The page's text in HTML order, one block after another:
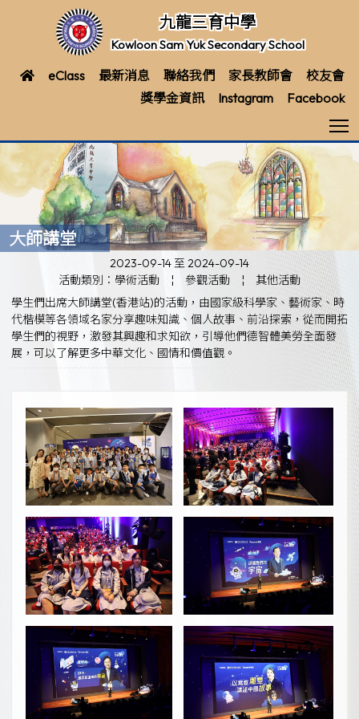
九龍三育中學
Kowloon Sam Yuk Secondary School
eClass 最新消息 聯絡我們 家長教師會
校友會
獎學金資訊
Instagram Facebook
大師講堂
2023-09-14 至 2024-09-14
活動類別：學術活動
¦ 參觀活動 ¦
其他活動
學生們出席大師講堂(香港站)的活動，由國家級科學家、藝術家、時
代楷模等各領域名家分享趣味知識、個人故事、前沿探索，從而開拓
學生們的視野，激發其興趣和求知欲，引導他們德智體美勞全面發
展，可以了解更多中華文化、國情和價值觀。